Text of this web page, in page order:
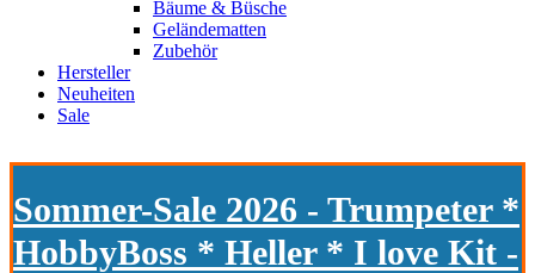
Bäume & Büsche
Geländematten
Zubehör
Hersteller
Neuheiten
Sale
Sommer-Sale 2026 - Trumpeter *
HobbyBoss * Heller * I love Kit -